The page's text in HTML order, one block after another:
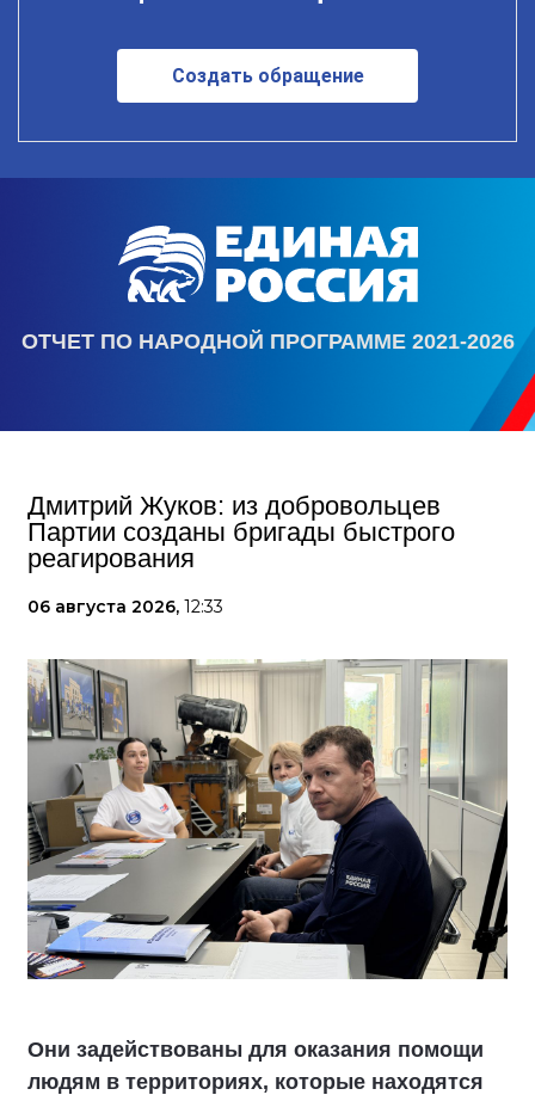
Создать обращение
ОТЧЕТ ПО НАРОДНОЙ ПРОГРАММЕ 2021-2026
Дмитрий Жуков: из добровольцев
Партии созданы бригады быстрого
реагирования
06 августа 2026, 12:33
Они задействованы для оказания помощи
людям в территориях, которые находятся